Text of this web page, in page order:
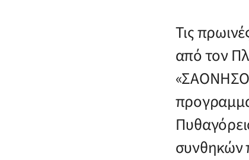
Τις
από τον
συνθηκών